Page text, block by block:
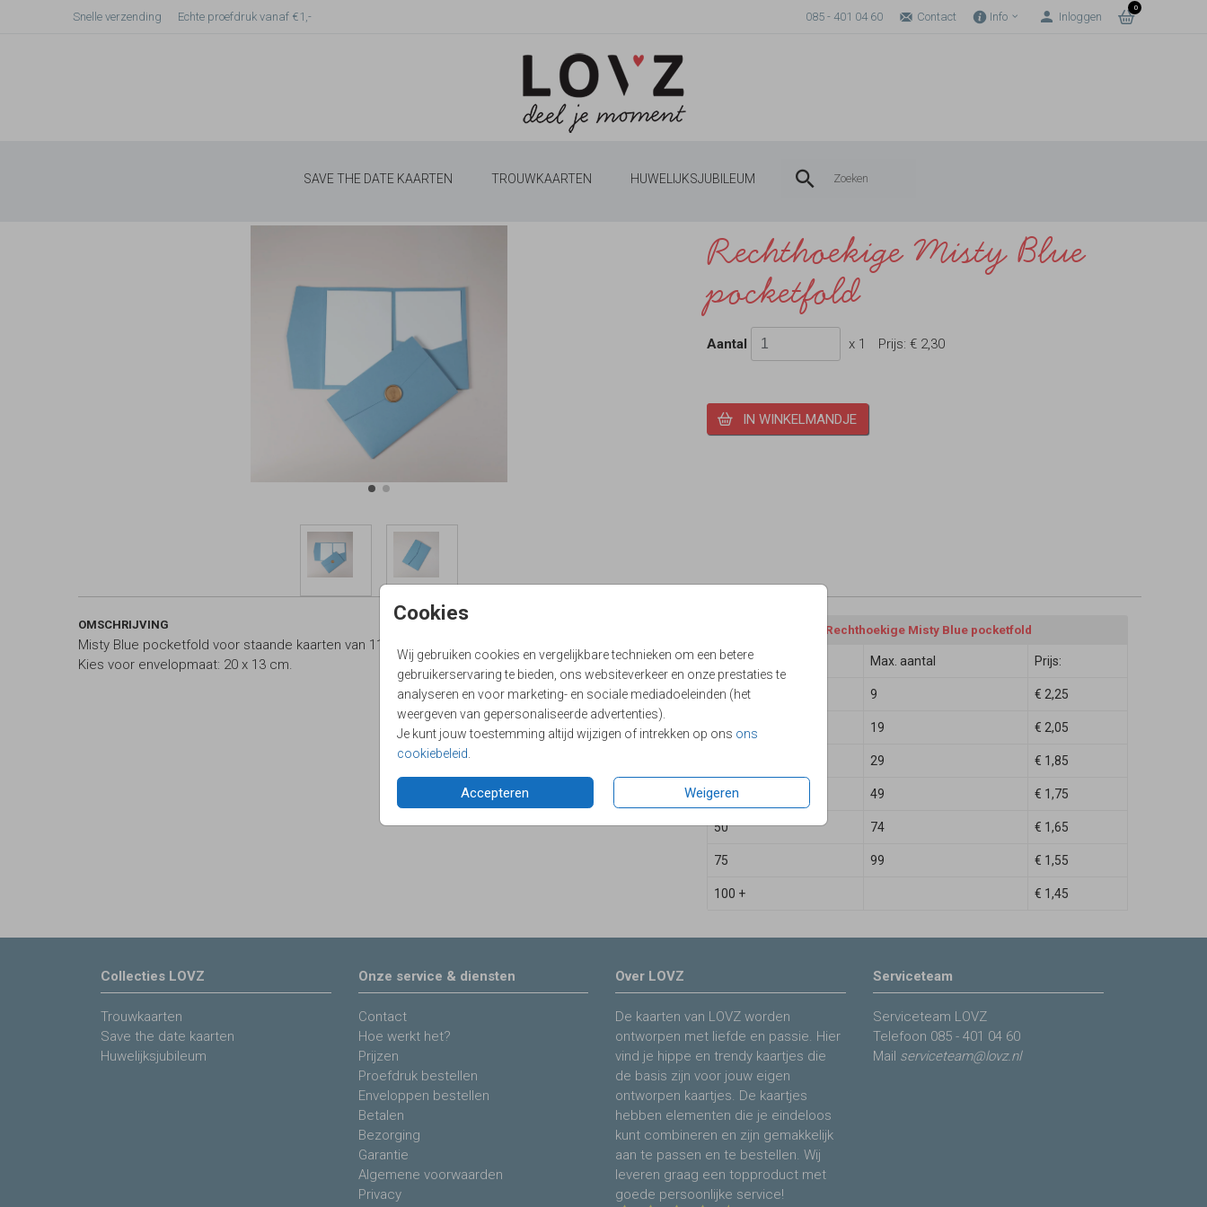
Snelle verzending Echte proefdruk vanaf €1,- 085 - 401 04 60 Contact Info Inloggen
0
SAVE THE DATE KAARTEN TROUWKAARTEN HUWELIJKSJUBILEUM
Cookies
Wij gebruiken cookies en vergelijkbare technieken om een betere
gebruikerservaring te bieden, ons websiteverkeer en onze prestaties te
analyseren en voor marketing- en sociale mediadoeleinden (het
weergeven van gepersonaliseerde advertenties).
Je kunt jouw toestemming altijd wijzigen of intrekken op ons ons
cookiebeleid
Accepteren Weigeren
Rechthoekige Misty Blue
pocketfold
Aantal x 1 Prijs: € 2,30
IN WINKELMANDJE
OMSCHRIJVING
Misty Blue pocketfold voor staande kaarten van 11 x 17 cm. Formaat pocketfold: 12,5 x 18,5 cm.
Kies voor envelopmaat: 20 x 13 cm.
Overzicht prijzen - Rechthoekige Misty Blue pocketfold
Min. aantal Max. aantal Prijs:
2 9 € 2,25
19 € 2,05
29 € 1,85
30 49 € 1,75
50 74 € 1,65
75 99 € 1,55
100 + € 1,45
Collecties LOVZ
Trouwkaarten
Save the date kaarten
Huwelijksjubileum
Onze service & diensten
Contact
Hoe werkt het?
Prijzen
Proefdruk bestellen
Enveloppen bestellen
Betalen
Bezorging
Garantie
Algemene voorwaarden
Privacy
Over LOVZ
De kaarten van LOVZ worden
ontworpen met liefde en passie. Hier
vind je hippe en trendy kaartjes die
de basis zijn voor jouw eigen
ontworpen kaartjes. De kaartjes
hebben elementen die je eindeloos
kunt combineren en zijn gemakkelijk
aan te passen en te bestellen. Wij
leveren graag een topproduct met
goede persoonlijke service!
Serviceteam
Serviceteam LOVZ
Telefoon 085 - 401 04 60
Mail serviceteam@lovz.nl